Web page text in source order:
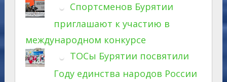
Спортсменов Бурятии
приглашают к участию в
международном конкурсе
ТОСы Бурятии посвятили
Году единства народов России